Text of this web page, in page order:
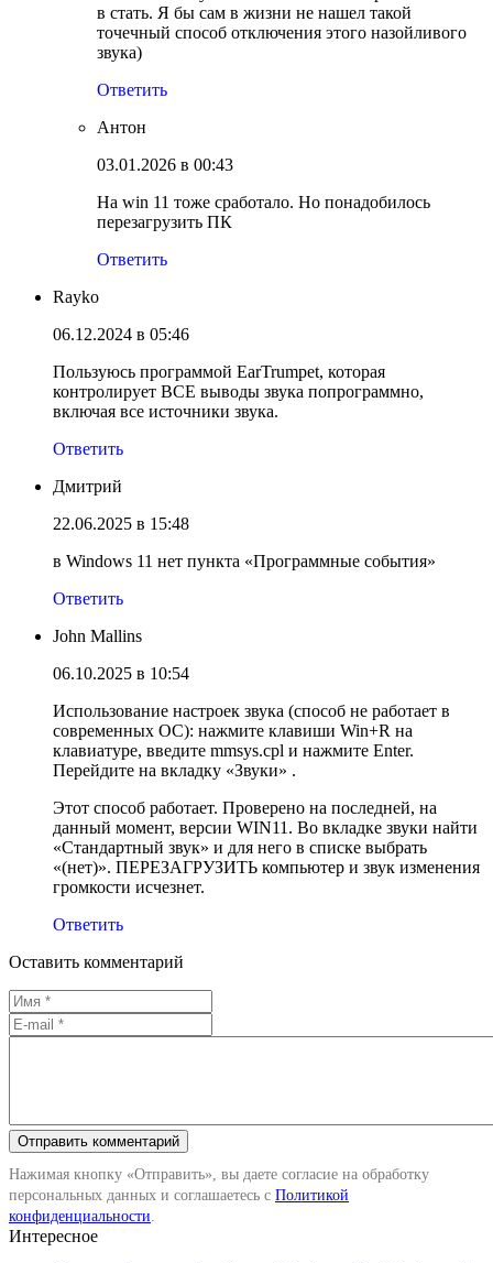
в стать. Я бы сам в жизни не нашел такой
точечный способ отключения этого назойливого
звука)
Ответить
Антон
03.01.2026 в 00:43
На win 11 тоже сработало. Но понадобилось
перезагрузить ПК
Ответить
Rayko
06.12.2024 в 05:46
Пользуюсь программой EarTrumpet, которая
контролирует ВСЕ выводы звука попрограммно,
включая все источники звука.
Ответить
Дмитрий
22.06.2025 в 15:48
в Windows 11 нет пункта «Программные события»
Ответить
John Mallins
06.10.2025 в 10:54
Использование настроек звука (способ не работает в
современных ОС): нажмите клавиши Win+R на
клавиатуре, введите mmsys.cpl и нажмите Enter.
Перейдите на вкладку «Звуки» .
Этот способ работает. Проверено на последней, на
данный момент, версии WIN11. Во вкладке звуки найти
«Стандартный звук» и для него в списке выбрать
«(нет)». ПЕРЕЗАГРУЗИТЬ компьютер и звук изменения
громкости исчезнет.
Ответить
Оставить комментарий
Нажимая кнопку «Отправить», вы даете согласие на обработку
персональных данных и соглашаетесь с Политикой
конфиденциальности.
Интересное